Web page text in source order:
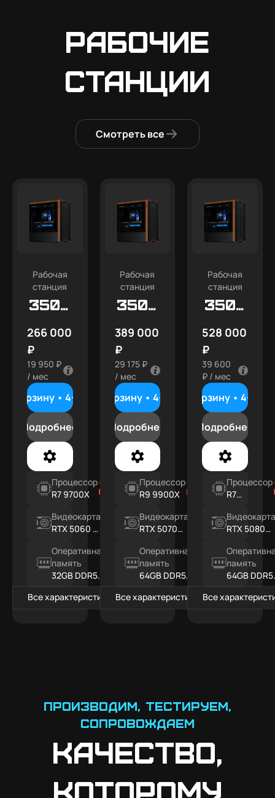
Рабочие
станции
Смотреть все
Рабочая
станция
350D
266 000
₽
19 950 ₽
/ мес
В корзину •4-8 дней
Подробнее
Процессор
R7 9700X
Видеокарта
RTX 5060 Ti
Оперативная
память
32GB DDR5
RGB
Все характеристики
Рабочая
станция
350D
389 000
₽
29 175 ₽
/ мес
В корзину • 4-8 дней
Подробнее
Процессор
R9 9900X
Видеокарта
RTX 5070
Оперативная
память
64GB DDR5
RGB
Все характеристики
Рабочая
станция
350D
528 000
₽
39 600
₽ / мес
В корзину • 4-8
Подробнее
Процессор
R7
RTX 5080
память
64GB DDR5
RGB
Все
Производим, тестируем,
сопровождаем
Качество,
которому